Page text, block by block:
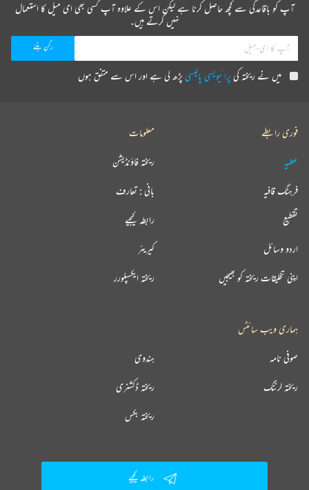
آپ کو باقاعدگی سے کچھ حاصل کرنا ہے لیکن اس کے علاوہ آپ کسی بھی ای میل کا استعمال
نہیں کرتے ہیں۔
میں نے ریختہ کی پرائیویسی پالیسی پڑھ لی ہے اور اس سے متفق ہوں
فوری رابطے
عطیہ
فرہنگ قافیہ
تقطیع
اردو وسائل
اپنی تخلیقات ریختہ کو بھیجیں
معلومات
ریختہ فاؤنڈیشن
بانی : تعارف
رابطہ کیجیے
کیریئر
ریختہ ایکسپلورر
ہماری ویب سائٹس
ہندوی صوفی نامہ
ریختہ ڈکشنری ریختہ لرننگ
ریختہ بکس
رابطہ کیجیے